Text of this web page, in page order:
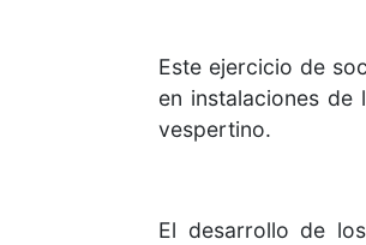
Este ejercicio de
en instalaciones
vespertino.
El desarrollo de